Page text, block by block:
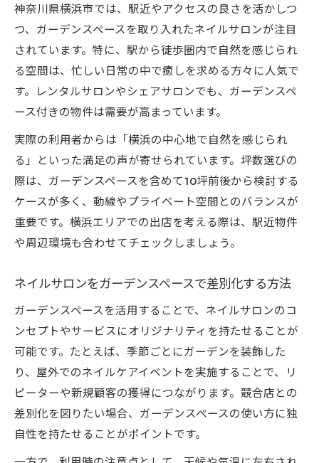
レンタルスペース活用で低コスト開業を実
現する方法
横浜市で理想的な坪数を確保するコツ
フリーランス向けネイルサロン運営の実践
アイデア
快適サロンづくりに役立つ坪数選びの秘訣
快適なネイルサロンの坪数選びポイント解
説
坪数がもたらすネイルサロン運営のメリッ
ト
シェアサロン選びで失敗しない坪数の目安
さ
レンタルスペース利用時の坪数選定のコツ
神奈川県横浜市では、駅近やアクセスの良さを活かしつ
つ、ガーデンスペースを取り入れたネイルサロンが注目
されています。特に、駅から徒歩圏内で自然を感じられ
る空間は、忙しい日常の中で癒しを求める方々に人気で
す。レンタルサロンやシェアサロンでも、ガーデンスペ
ース付きの物件は需要が高まっています。
実際の利用者からは「横浜の中心地で自然を感じられ
る」といった満足の声が寄せられています。坪数選びの
際は、ガーデンスペースを含めて10坪前後から検討する
ケースが多く、動線やプライベート空間とのバランスが
重要です。横浜エリアでの出店を考える際は、駅近物件
や周辺環境も合わせてチェックしましょう。
ネイルサロンをガーデンスペースで差別化する方法
ガーデンスペースを活用することで、ネイルサロンのコ
ンセプトやサービスにオリジナリティを持たせることが
可能です。たとえば、季節ごとにガーデンを装飾した
り、屋外でのネイルケアイベントを実施することで、リ
ピーターや新規顧客の獲得につながります。競合店との
差別化を図りたい場合、ガーデンスペースの使い方に独
自性を持たせることがポイントです。